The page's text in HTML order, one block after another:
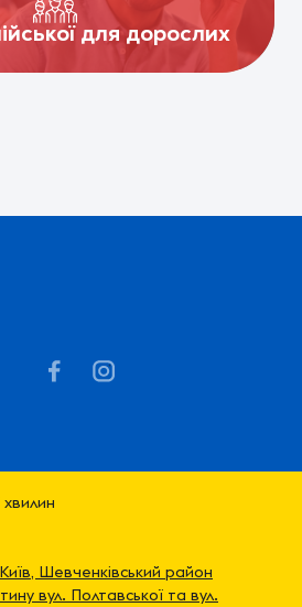
для дорослих
хвилин
Шевченківський район
вул. Полтавської та вул.